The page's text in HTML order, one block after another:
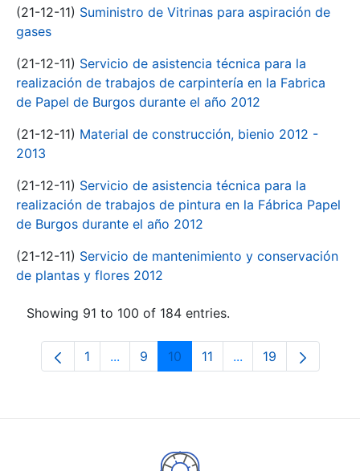
(21-12-11) Suministro de Vitrinas para aspiración de
gases
(21-12-11) Servicio de asistencia técnica para la
realización de trabajos de carpintería en la Fabrica
de Papel de Burgos durante el año 2012
(21-12-11) Material de construcción, bienio 2012 -
2013
(21-12-11) Servicio de asistencia técnica para la
realización de trabajos de pintura en la Fábrica Papel
de Burgos durante el año 2012
(21-12-11) Servicio de mantenimiento y conservación
de plantas y flores 2012
Showing 91 to 100 of 184 entries.
Page
1 ...Intermediate Pages Use TAB to
Page
9 Page
10 Page
11 ...Intermediate Pages
Page
19